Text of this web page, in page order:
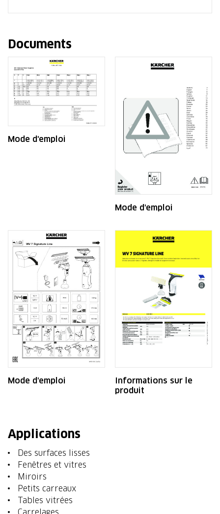
Documents
Mode d'emploi
Mode d'emploi
Mode d'emploi
Informations sur le
produit
Applications
Des surfaces lisses
Fenêtres et vitres
Miroirs
Petits carreaux
Tables vitrées
Carrelages